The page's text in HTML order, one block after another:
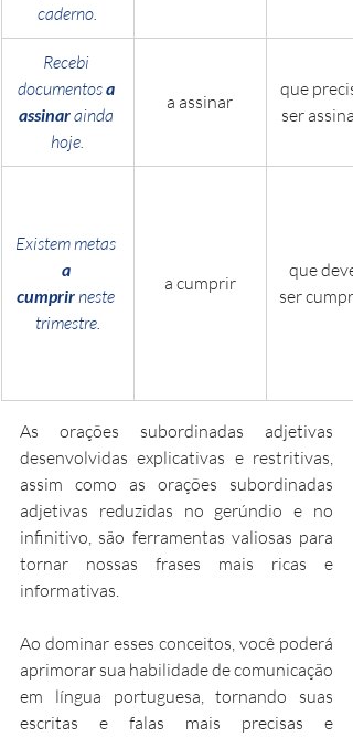
caderno.
Recebi
documentos a
assinar ainda
hoje.
a assinar
que
ser
Existem metas
a
cumprir neste
trimestre.
a cumprir
que
ser
As orações subordinadas adjetivas
desenvolvidas explicativas e restritivas,
assim como as orações subordinadas
adjetivas reduzidas no gerúndio e no
infinitivo, são ferramentas valiosas para
tornar nossas frases mais ricas e
informativas.
Ao dominar esses conceitos, você poderá
aprimorar sua habilidade de comunicação
em língua portuguesa, tornando suas
escritas e falas mais precisas e